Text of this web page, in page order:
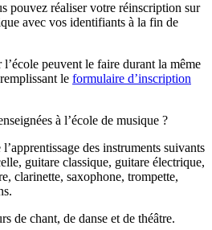
pouvez réaliser votre réinscription sur
avec vos identifiants à la fin de
peuvent le faire durant la même
le formulaire d’inscription
à l’école de musique ?
des instruments suivants
guitare classique, guitare électrique,
clarinette, saxophone, trompette,
de chant, de danse et de théâtre.